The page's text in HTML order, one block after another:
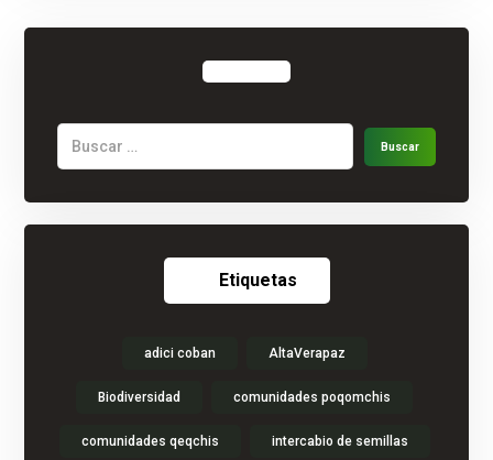
Etiquetas
adici coban AltaVerapaz
Biodiversidad comunidades poqomchis
comunidades qeqchis intercabio de semillas